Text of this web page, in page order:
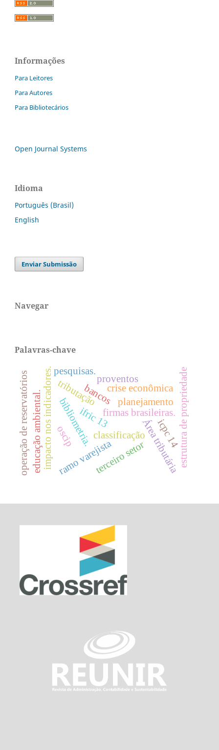
Informações
Para Leitores
Para Autores
Para Bibliotecários
Open Journal Systems
Idioma
Português (Brasil)
English
Enviar Submissão
Navegar
Palavras-chave
classificaçãoÁrea tributária
tributação estrutura de propriedade
firmas brasileiras.
bibliometria.
bancoscrise econômica
impacto nos indicadores. pesquisas.
terceiro setor
oscip
ramo varejista
educação ambiental. ifric 13
operação de reservatórios planejamento
icpc 14
proventos